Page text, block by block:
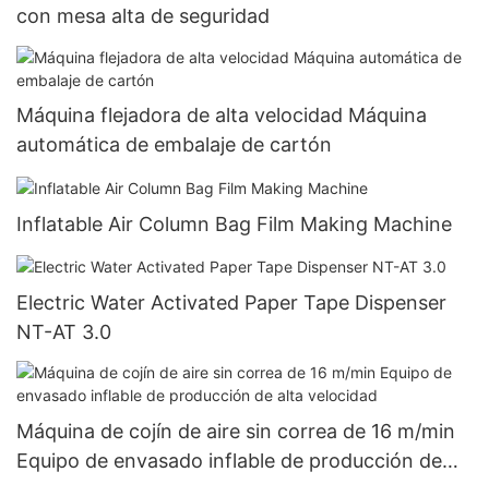
con mesa alta de seguridad
Máquina flejadora de alta velocidad Máquina
automática de embalaje de cartón
Inflatable Air Column Bag Film Making Machine
Electric Water Activated Paper Tape Dispenser
NT-AT 3.0
Máquina de cojín de aire sin correa de 16 m/min
Equipo de envasado inflable de producción de